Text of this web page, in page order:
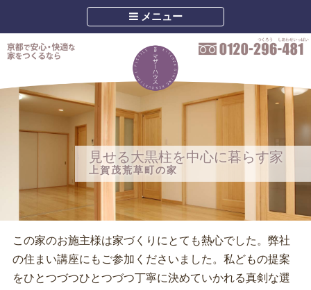
メニュー
見せる大黒柱を中心に暮らす家
上賀茂荒草町の家
この家のお施主様は家づくりにとても熱心でした。弊社
の住まい講座にもご参加くださいました。私どもの提案
をひとつづつひとつづつ丁寧に決めていかれる真剣な選